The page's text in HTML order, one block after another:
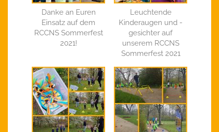
Danke an Euren
Einsatz auf dem
RCCNS Sommerfest
2021!
Leuchtende
Kinderaugen und -
gesichter auf
unserem RCCNS
Sommerfest 2021